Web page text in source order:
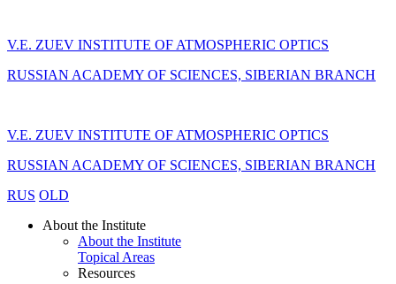
V.E. ZUEV INSTITUTE OF ATMOSPHERIC OPTICS
RUSSIAN ACADEMY OF SCIENCES, SIBERIAN BRANCH
V.E. ZUEV INSTITUTE OF ATMOSPHERIC OPTICS
RUSSIAN ACADEMY OF SCIENCES, SIBERIAN BRANCH
RUS OLD
About the Institute
About the Institute
Topical Areas
Resources